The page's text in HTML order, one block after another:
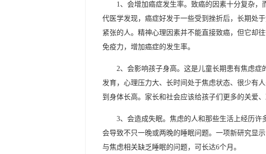
1、会增加癌症发生率。致癌的因素十分复杂
代医学发现，癌症好发于一些受到挫折后，长期处
紧张的人。精神心理因素并不能直接致癌，但它却
免疫力，增加癌症的发生率。
2、会影响孩子身高。这是儿童长期患有焦虑
发育，心理压力大、长时间处于焦虑状态、很少有
到身体长高。家长和社会应该给孩子们更多的关爱
3、会造成失眠。焦虑的人和那些生活上经历
会导致不只一晚或两晚的睡眠问题。一项新研究显
与焦虑相关缺乏睡眠的问题，可长达6个月。